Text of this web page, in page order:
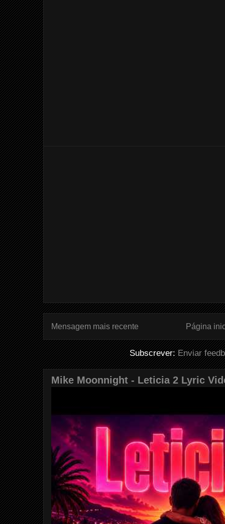
Mensagem mais recente Página
Subscrever:Enviar
Mike Moonnight - Leticia 2 Lyric